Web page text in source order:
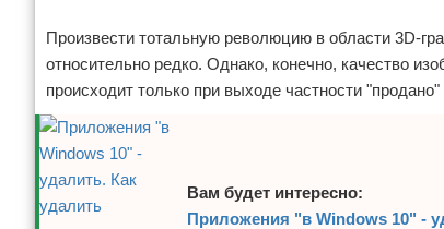
Произвести тотальную революцию в области 3D-
относительно редко. Однако, конечно, качество
происходит только при выходе частности
Вам будет интересно:
Приложения "в Windows 10" -